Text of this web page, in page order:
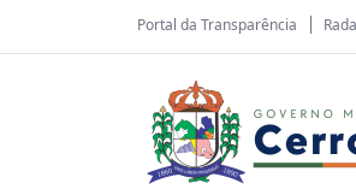
Portal da Transparência